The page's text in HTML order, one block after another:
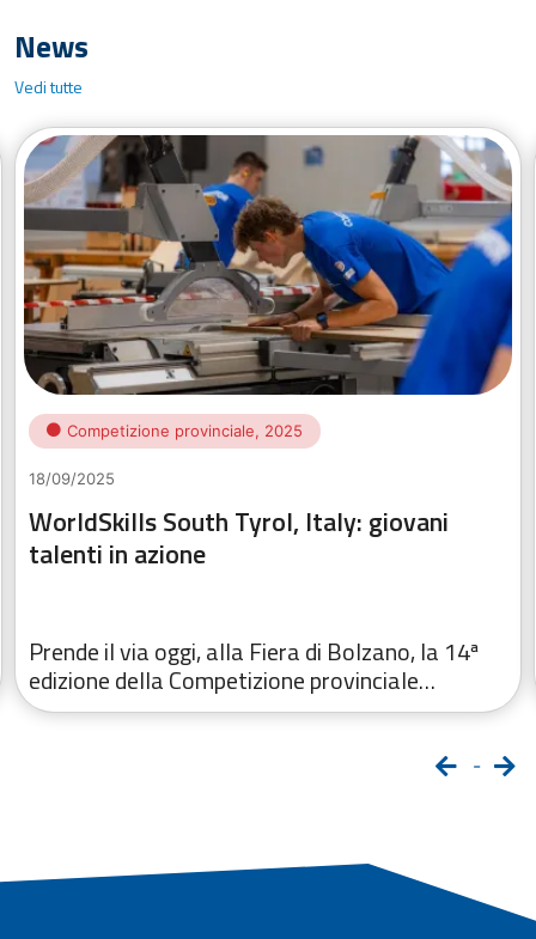
News
Vedi tutte
Competizione provinciale, 2025
18/09/2025
WorldSkills South Tyrol, Italy: giovani
talenti in azione
Prende il via oggi, alla Fiera di Bolzano, la 14ª
edizione della Competizione provinciale…
-